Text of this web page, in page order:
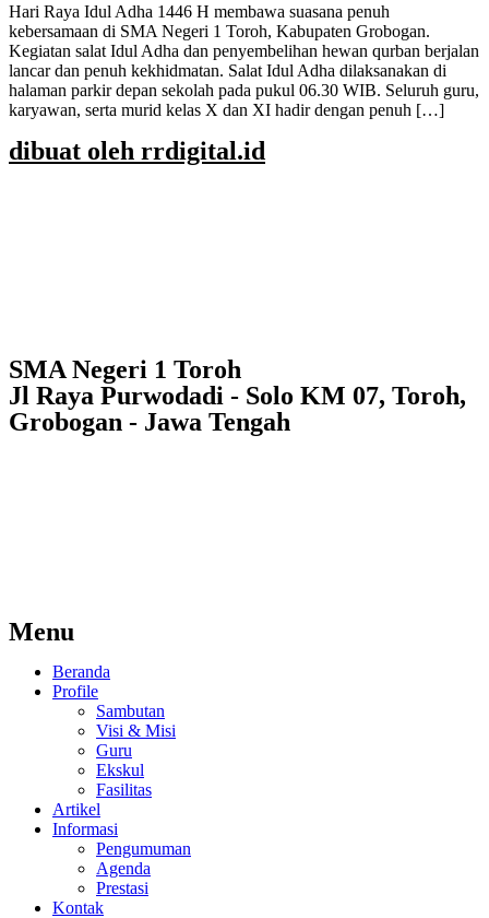
Hari Raya Idul Adha 1446 H membawa suasana penuh
kebersamaan di SMA Negeri 1 Toroh, Kabupaten Grobogan.
Kegiatan salat Idul Adha dan penyembelihan hewan qurban berjalan
lancar dan penuh kekhidmatan. Salat Idul Adha dilaksanakan di
halaman parkir depan sekolah pada pukul 06.30 WIB. Seluruh guru,
karyawan, serta murid kelas X dan XI hadir dengan penuh […]
dibuat oleh rrdigital.id
SMA Negeri 1 Toroh
Jl Raya Purwodadi - Solo KM 07, Toroh,
Grobogan - Jawa Tengah
Menu
Beranda
Profile
Sambutan
Visi & Misi
Guru
Ekskul
Fasilitas
Artikel
Informasi
Pengumuman
Agenda
Prestasi
Kontak